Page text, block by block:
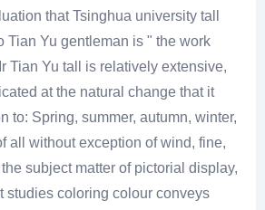
that Tsinghua university tall
Tian Yu gentleman is " the work
Tian Yu tall is relatively extensive,
at the natural change that it
to: Spring, summer, autumn, winter,
all without exception of wind, fine,
subject matter of pictorial display,
studies coloring colour conveys